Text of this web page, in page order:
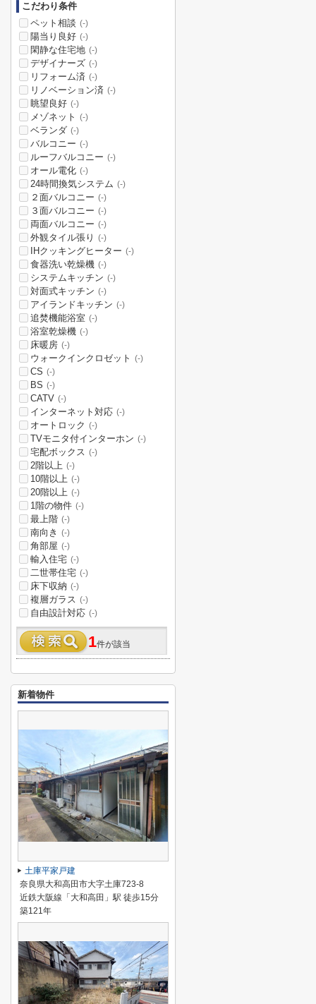
こだわり条件
ペット相談 (-)
陽当り良好 (-)
閑静な住宅地 (-)
デザイナーズ (-)
リフォーム済 (-)
リノベーション済 (-)
眺望良好 (-)
メゾネット (-)
ベランダ (-)
バルコニー (-)
ルーフバルコニー (-)
オール電化 (-)
24時間換気システム (-)
２面バルコニー (-)
３面バルコニー (-)
両面バルコニー (-)
外観タイル張り (-)
IHクッキングヒーター (-)
食器洗い乾燥機 (-)
システムキッチン (-)
対面式キッチン (-)
アイランドキッチン (-)
追焚機能浴室 (-)
浴室乾燥機 (-)
床暖房 (-)
ウォークインクロゼット (-)
CS (-)
BS (-)
CATV (-)
インターネット対応 (-)
オートロック (-)
TVモニタ付インターホン (-)
宅配ボックス (-)
2階以上 (-)
10階以上 (-)
20階以上 (-)
1階の物件 (-)
最上階 (-)
南向き (-)
角部屋 (-)
輸入住宅 (-)
二世帯住宅 (-)
床下収納 (-)
複層ガラス (-)
自由設計対応 (-)
1件が該当
新着物件
土庫平家戸建
奈良県大和高田市大字土庫723-8
近鉄大阪線「大和高田」駅 徒歩15分
築121年